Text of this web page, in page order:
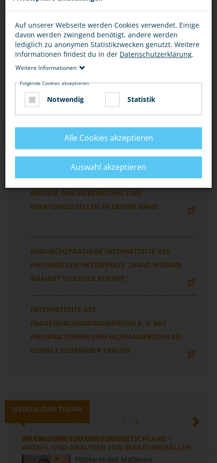
oder per Chat unter
http://www.zwangsheirat.de/.
Wo du Beratungsstellen findest, erfährst du
EIN JUGENDPORTAL ZUM THEMA
ZWANGSHEIRAT MIT INFORMATIONEN,
MEDIEN, ONLINEBERATUNG UND
BERATUNGSSTELLEN IN DEINER NÄHE
ENGLISCHSPRACHIGE INTERNETSEITE DES
INFORMELLEN NETZWERKES „WAVE-WOMAN
AGAINST VIOLENCE EUROPE“
INTERNETSEITE DES
FRAUENHAUSKOORDINIERUNG E. V. MIT
INFORMATIONEN UND HILFSANGEBOTEN BEI
GEWALT GEGENÜBER FRAUEN
MEDIEN ZUM THEMA
ZWANGSVERHEIRATUNG IN DEUTSCHLAND –
ANZAHL UND ANALYSEN VON BERATUNGSFÄLLEN
Previous Next
Auf unserer Webseite werden Cookies verwendet. Einige
davon werden zwingend benötigt, andere werden
lediglich zu anonymen Statistikzwecken genutzt. Weitere
Informationen findest du in der Datenschutzerklärung.
Weitere Informationen
Folgende Cookies akzeptieren
Notwendig Statistik
Alle Cookies akzeptieren
Auswahl akzeptieren